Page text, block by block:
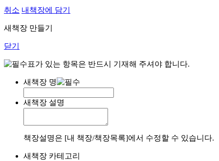
취소 내책장에 담기
새책장 만들기
닫기
표가 있는 항목은 반드시 기재해 주셔야 합니다.
새책장 명
새책장 설명
책장설명은 [내 책장/책장목록]에서 수정할 수 있습니다.
새책장 카테고리